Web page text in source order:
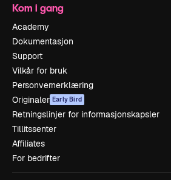
Kom i gang
Academy
Dokumentasjon
Support
Vilkår for bruk
Personvernerklæring
Originaler Early Bird
Retningslinjer for informasjonskapsler
Tillitssenter
Affiliates
For bedrifter